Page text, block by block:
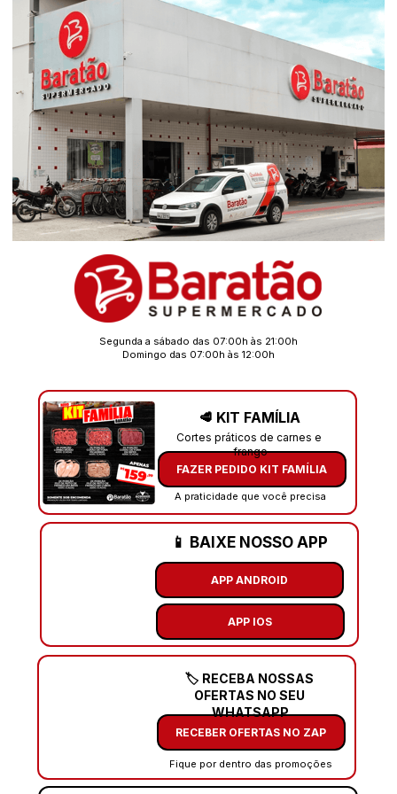
Segunda a sábado das 07:00h às 21:00h
Domingo das 07:00h às 12:00h
🥩 KIT FAMÍLIA
Cortes práticos de carnes e
frango
FAZER PEDIDO KIT FAMÍLIA
A praticidade que você precisa
📱 BAIXE NOSSO APP
APP ANDROID
APP IOS
🏷️ RECEBA NOSSAS
OFERTAS NO SEU
WHATSAPP
Fique por dentro das promoções
RECEBER OFERTAS NO ZAP